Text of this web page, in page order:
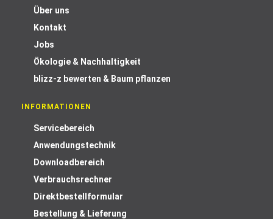
Über uns
Kontakt
Jobs
Ökologie & Nachhaltigkeit
blizz-z bewerten & Baum pflanzen
INFORMATIONEN
Servicebereich
Anwendungstechnik
Downloadbereich
Verbrauchsrechner
Direktbestellformular
Bestellung & Lieferung